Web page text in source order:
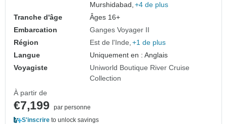
Murshidabad, +4 de plus
Tranche d'âge
Âges 16+
Embarcation
Ganges Voyager II
Région
Est de l'Inde +1 de plus
Langue
Uniquement en : Anglais
Voyagiste
Uniworld Boutique River Cruise
Collection
À partir de
€7,199
par personne
S'inscrire to unlock savings